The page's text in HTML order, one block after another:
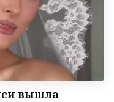
вышла